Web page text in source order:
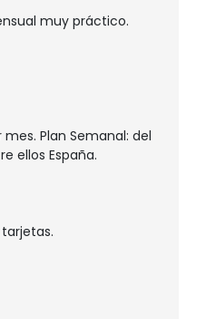
muy práctico.
Plan Semanal: del
ellos España.